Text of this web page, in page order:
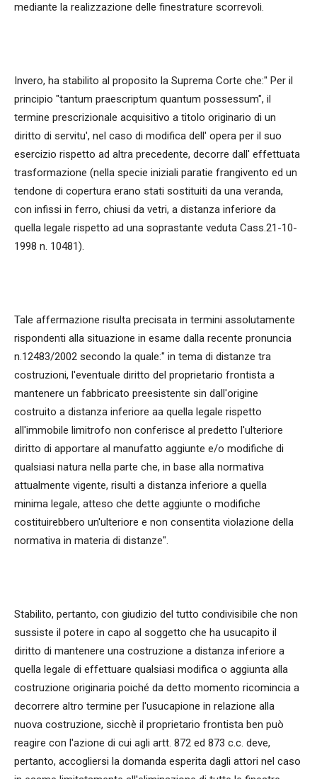
mediante la realizzazione delle finestrature scorrevoli.
Invero, ha stabilito al proposito la Suprema Corte che:" Per il
principio "tantum praescriptum quantum possessum", il
termine prescrizionale acquisitivo a titolo originario di un
diritto di servitu', nel caso di modifica dell' opera per il suo
esercizio rispetto ad altra precedente, decorre dall' effettuata
trasformazione (nella specie iniziali paratie frangivento ed un
tendone di copertura erano stati sostituiti da una veranda,
con infissi in ferro, chiusi da vetri, a distanza inferiore da
quella legale rispetto ad una soprastante veduta Cass.21-10-
1998 n. 10481).
Tale affermazione risulta precisata in termini assolutamente
rispondenti alla situazione in esame dalla recente pronuncia
n.12483/2002 secondo la quale:" in tema di distanze tra
costruzioni, l'eventuale diritto del proprietario frontista a
mantenere un fabbricato preesistente sin dall'origine
costruito a distanza inferiore aa quella legale rispetto
all'immobile limitrofo non conferisce al predetto l'ulteriore
diritto di apportare al manufatto aggiunte e/o modifiche di
qualsiasi natura nella parte che, in base alla normativa
attualmente vigente, risulti a distanza inferiore a quella
minima legale, atteso che dette aggiunte o modifiche
costituirebbero un'ulteriore e non consentita violazione della
normativa in materia di distanze".
Stabilito, pertanto, con giudizio del tutto condivisibile che non
sussiste il potere in capo al soggetto che ha usucapito il
diritto di mantenere una costruzione a distanza inferiore a
quella legale di effettuare qualsiasi modifica o aggiunta alla
costruzione originaria poiché da detto momento ricomincia a
decorrere altro termine per l'usucapione in relazione alla
nuova costruzione, sicchè il proprietario frontista ben può
reagire con l'azione di cui agli artt. 872 ed 873 c.c. deve,
pertanto, accogliersi la domanda esperita dagli attori nel caso